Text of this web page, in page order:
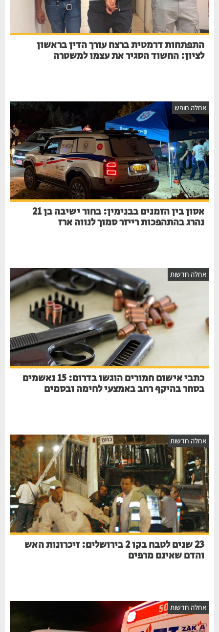
התפתחות דרמטית ברצח עורך הדין בראשון
לציון: החשוד הסגיר את עצמו למשטרה
חופש
אסון בין הזמנים בבנימין: בחור ישיבה בן 21
נהרג בהתהפכות רייזר סמוך לנווה ארז
חדשות
כתבי אישום חמורים הוגשו בדרום: 15 נאשמים
בסחר בהיקף רחב באמצעי לחימה ובסמים
חדשות
23 שנים לטבח בקו 2 בירושלים: זיכרונות האש
והדם שאינם מרפים
חדשות